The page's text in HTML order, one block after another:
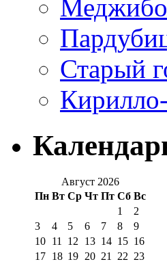
Старый
Август 2026
Пн Вт Ср Чт Пт Сб Вс
1
2
3
4 5 6 7 8
9
10 11 12 13 14 15 16
17 18 19 20 21 22 23